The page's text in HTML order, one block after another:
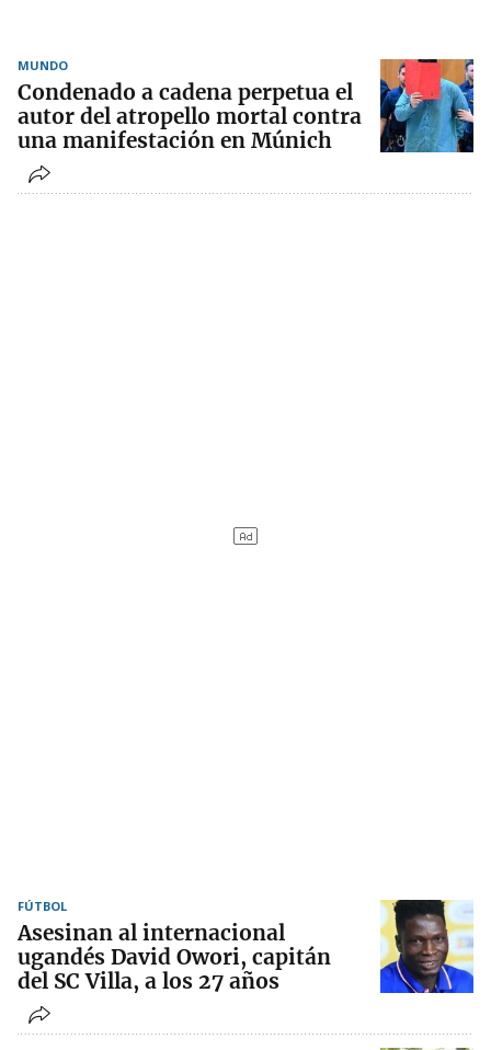
MUNDO
Condenado a cadena perpetua el
autor del atropello mortal contra
una manifestación en Múnich
FÚTBOL
Asesinan al internacional
ugandés David Owori, capitán
del SC Villa, a los 27 años